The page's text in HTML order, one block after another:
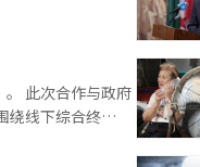
多。 最近，
惠，增强了与顶
三星卡。 信用
本。业内人士认
绕线下综合终
终端支持项目，